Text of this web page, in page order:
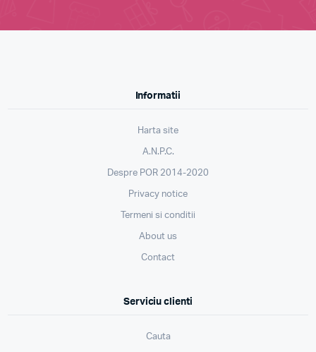
Informatii
Harta site
A.N.P.C.
Despre POR 2014-2020
Privacy notice
Termeni si conditii
About us
Contact
Serviciu clienti
Cauta